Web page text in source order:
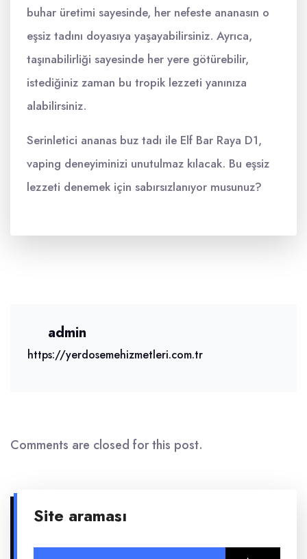
buhar üretimi sayesinde, her nefeste ananasın o
eşsiz tadını doyasıya yaşayabilirsiniz. Ayrıca,
taşınabilirliği sayesinde her yere götürebilir,
istediğiniz zaman bu tropik lezzeti yanınıza
alabilirsiniz.
Serinletici ananas buz tadı ile Elf Bar Raya D1,
vaping deneyiminizi unutulmaz kılacak. Bu eşsiz
lezzeti denemek için sabırsızlanıyor musunuz?
admin
https://yerdosemehizmetleri.com.tr
Comments are closed for this post.
Site araması